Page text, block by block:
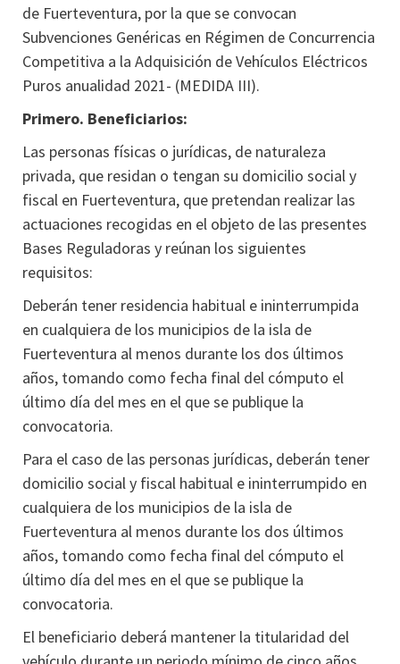
de Fuerteventura, por la que se convocan
Subvenciones Genéricas en Régimen de Concurrencia
Competitiva a la Adquisición de Vehículos Eléctricos
Puros anualidad 2021- (MEDIDA III).
Primero. Beneficiarios:
Las personas físicas o jurídicas, de naturaleza
privada, que residan o tengan su domicilio social y
fiscal en Fuerteventura, que pretendan realizar las
actuaciones recogidas en el objeto de las presentes
Bases Reguladoras y reúnan los siguientes
requisitos:
Deberán tener residencia habitual e ininterrumpida
en cualquiera de los municipios de la isla de
Fuerteventura al menos durante los dos últimos
años, tomando como fecha final del cómputo el
último día del mes en el que se publique la
convocatoria.
Para el caso de las personas jurídicas, deberán tener
domicilio social y fiscal habitual e ininterrumpido en
cualquiera de los municipios de la isla de
Fuerteventura al menos durante los dos últimos
años, tomando como fecha final del cómputo el
último día del mes en el que se publique la
convocatoria.
El beneficiario deberá mantener la titularidad del